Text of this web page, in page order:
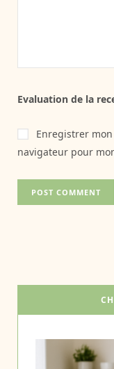
Evaluation de la
Enregistrer
navigateur pour